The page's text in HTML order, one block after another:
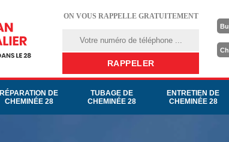
ON VOUS RAPPELLE GRATUITEMENT
RÉPARATION DE
CHEMINÉE 28
TUBAGE DE
CHEMINÉE 28
ENTRETIEN DE
CHEMINÉE 28